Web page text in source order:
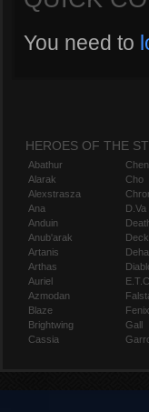
You need to
HEROES OF THE
Abathur
Alarak
Alexstrasza
Ana
Anduin
Anub'arak
Artanis
Arthas
Auriel
Azmodan
Blaze
Brightwing
Cassia
Chen
Cho
D.Va
E.T.C.
Fenix
Gall